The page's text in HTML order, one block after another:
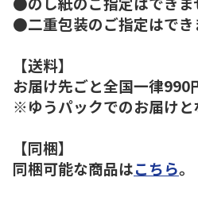
●二重包装のご指定はでき
【送料】
お届け先ごと全国一律990
※ゆうパックでのお届けと
【同梱】
同梱可能な商品はこちら。